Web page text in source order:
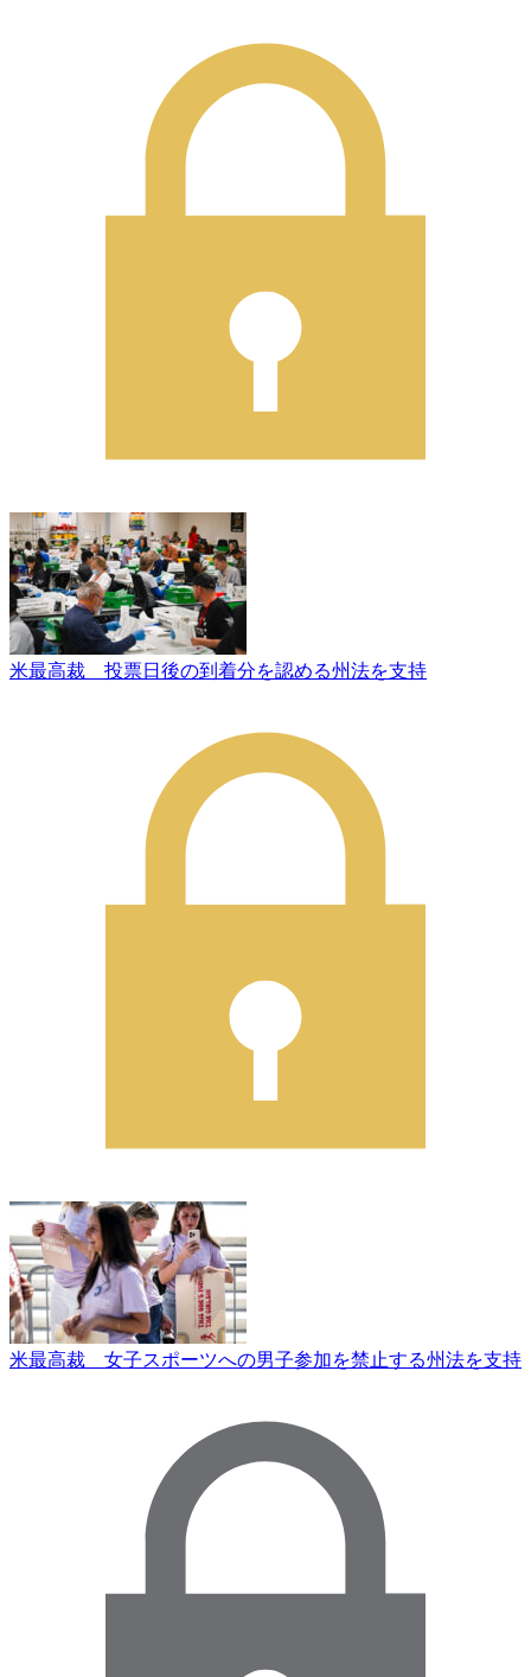
米最高裁 投票日後の到着分を認める州法を支持
米最高裁 女子スポーツへの男子参加を禁止する州法を支持